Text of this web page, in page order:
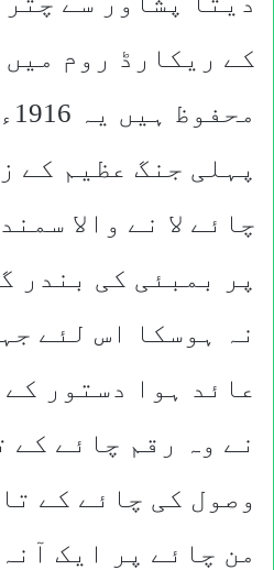
کے ریکارڈ روم
پہلی جنگ عظیم کے
چائے لا نے والا
پر بمبئی کی بندر
نہ ہوسکا اس لئے
عائد ہوا دستور
نے وہ رقم چائے کے
وصول کی چائے کے
من چائے پر ایک